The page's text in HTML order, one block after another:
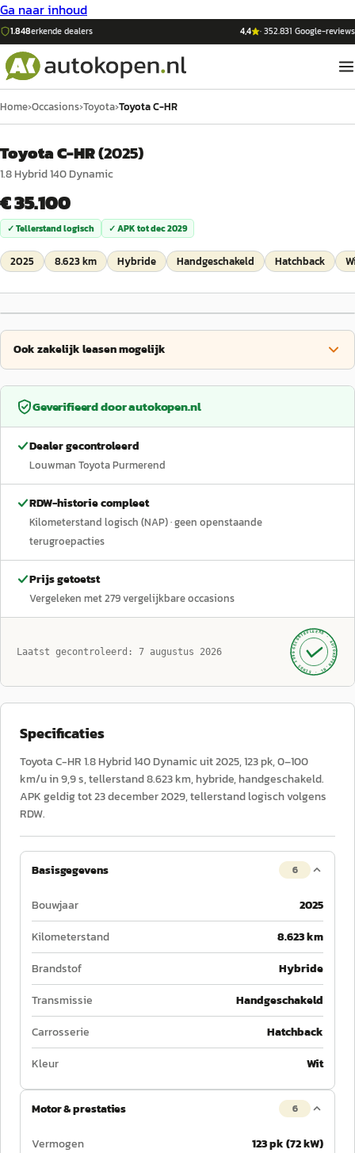
Ga naar inhoud
1.848erkende dealers 4,4 ·352.831 Google-reviews
Home›Occasions›Toyota›Toyota C-HR
Toyota C-HR(2025)
1.8 Hybrid 140 Dynamic
€ 35.100
✓ Tellerstand logisch ✓ APK totdec 2029
2025 8.623 km Hybride Handgeschakeld Hatchback
Ook zakelijk leasen mogelijk
Geverifieerd doorautokopen.nl
Dealer gecontroleerd
Louwman Toyota Purmerend
RDW-historie compleet
Kilometerstand logisch (NAP)· geen openstaande
terugroepacties
Prijs getoetst
Vergeleken met279vergelijkbare occasions
Laatst gecontroleerd: 7 augustus 2026 GECONTROLEERD ·
AUTOKOPEN.NL
· SINDS 1999 ·
Specificaties
Toyota C-HR 1.8 Hybrid 140 Dynamic uit 2025, 123 pk, 0–100
km/u in 9,9 s, tellerstand 8.623 km, hybride, handgeschakeld.
APK geldig tot 23 december 2029, tellerstand logisch volgens
RDW.
Basisgegevens 6
Bouwjaar
2025
Kilometerstand
8.623 km
Brandstof
Hybride
Transmissie
Handgeschakeld
Carrosserie
Hatchback
Kleur
Wit
Motor & prestaties 6
Vermogen
123 pk (72 kW)